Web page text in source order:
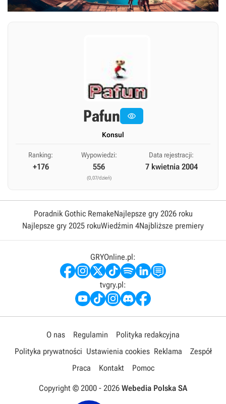
Pafun 
Konsul
Ranking:
+176
Wypowiedzi:
556
(0,07/dzień)
Data rejestracji:
7 kwietnia 2004
Poradnik Gothic RemakeNajlepsze gry 2026 roku
Najlepsze gry 2025 rokuWiedźmin 4Najbliższe premiery
GRYOnline.pl:
tvgry.pl:
O nas Regulamin
Polityka redakcyjna
Polityka prywatności Ustawienia cookies Reklama
Zespół
Praca
Kontakt Pomoc
Copyright © 2000 - 2026 Webedia Polska SA